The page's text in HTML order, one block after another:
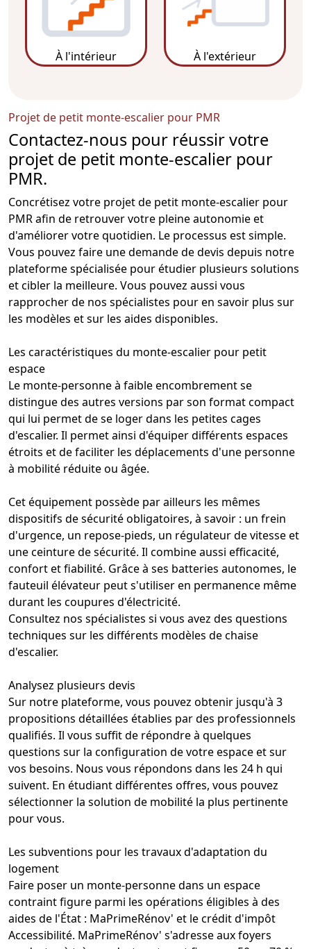
À l'intérieur À l'extérieur
Projet de petit monte-escalier pour PMR
Contactez-nous pour réussir votre
projet de petit monte-escalier pour
PMR.
Concrétisez votre projet de petit monte-escalier pour
PMRafin de retrouver votre pleine autonomie et
d'améliorer votre quotidien. Le processus est simple.
Vous pouvez faire une demande de devis depuis notre
plateforme spécialisée pour étudier plusieurs solutions
et cibler la meilleure. Vous pouvez aussi vous
rapprocher de nos spécialistes pour en savoir plus sur
les modèles et sur les aides disponibles.
Les caractéristiques du monte-escalier pour petit
espace
Le monte-personne à faible encombrementse
distingue des autres versions par son format compact
qui lui permet de se loger dans les petites cages
d'escalier. Il permet ainsi d'équiper différents espaces
étroits et de faciliter les déplacements d'une personne
à mobilité réduite ou âgée.
Cet équipement possède par ailleurs les mêmes
dispositifs de sécurité obligatoires, à savoir : un frein
d'urgence, un repose-pieds, un régulateur de vitesse et
une ceinture de sécurité. Il combine aussi efficacité,
confort et fiabilité. Grâce à ses batteries autonomes, le
fauteuil élévateur peut s'utiliser en permanence même
durant les coupures d'électricité.
Consultez nos spécialistes si vous avez des questions
techniques sur les différents modèles de chaise
d'escalier.
Analysez plusieurs devis
Sur notre plateforme, vous pouvez obtenir jusqu'à 3
propositions détaillées établies par des professionnels
qualifiés. Il vous suffit de répondre à quelques
questions sur la configuration de votre espace et sur
vos besoins. Nous vous répondons dans les 24 h qui
suivent. En étudiant différentes offres, vous pouvez
sélectionner la solution de mobilité la plus pertinente
pour vous.
Les subventions pour les travaux d'adaptation du
logement
Faire poser un monte-personne dans un espace
contraintfigure parmi les opérations éligibles à des
aides de l'État : MaPrimeRénov' et le crédit d'impôt
Accessibilité. MaPrimeRénov' s'adresse aux foyers